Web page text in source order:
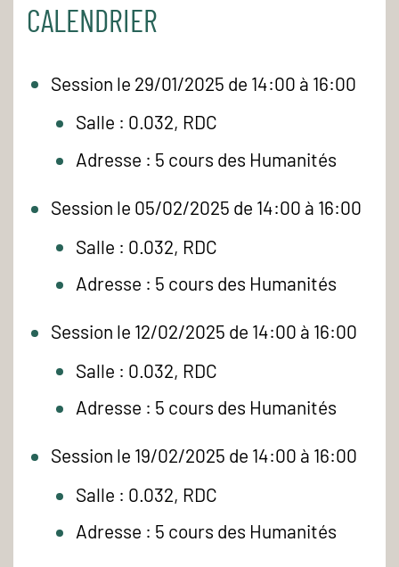
CALENDRIER
Session le 29/01/2025 de 14:00 à 16:00
Salle : 0.032, RDC
Adresse : 5 cours des Humanités
Session le 05/02/2025 de 14:00 à 16:00
Salle : 0.032, RDC
Adresse : 5 cours des Humanités
Session le 12/02/2025 de 14:00 à 16:00
Salle : 0.032, RDC
Adresse : 5 cours des Humanités
Session le 19/02/2025 de 14:00 à 16:00
Salle : 0.032, RDC
Adresse : 5 cours des Humanités